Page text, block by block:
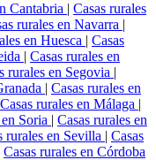
Cantabria | Casas rurales
rurales en Navarra |
en Huesca | Casas
| Casas rurales en
rurales en Segovia |
| Casas rurales en
Casas rurales en Málaga |
Soria | Casas rurales en
rurales en Sevilla | Casas
Casas rurales en Córdoba